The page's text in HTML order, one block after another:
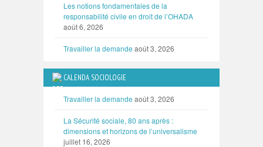
Les notions fondamentales de la
responsabilité civile en droit de l’OHADA
août 6, 2026
Travailler la demande août 3, 2026
CALENDA SOCIOLOGIE
Travailler la demande août 3, 2026
La Sécurité sociale, 80 ans après :
dimensions et horizons de l’universalisme
juillet 16, 2026